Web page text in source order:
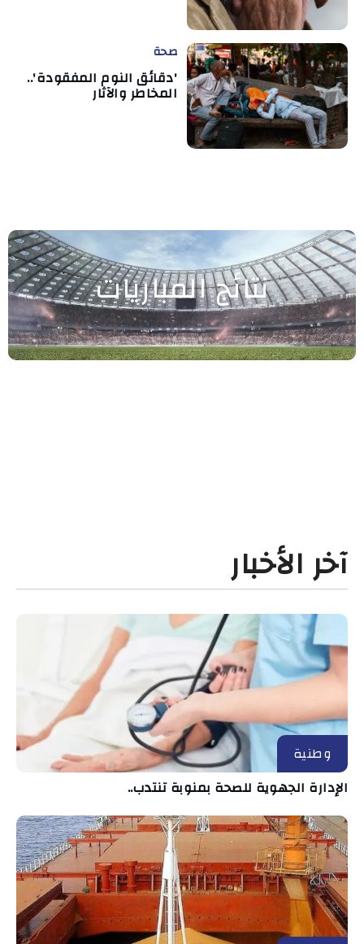
صحة
'دقائق النوم المفقودة'..
المخاطر والآثار
نتائج المباريات
آخر الأخبار
وطنية
الإدارة الجهوية للصحة بمنوبة تنتدب..